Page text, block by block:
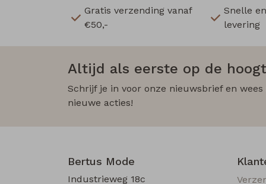
Gratis verzending vanaf
€50,-
Snelle
levering
Altijd als eerste op de
Schrijf je in voor onze nieuwsbrief en
nieuwe acties!
Bertus Mode
Industrieweg 18c